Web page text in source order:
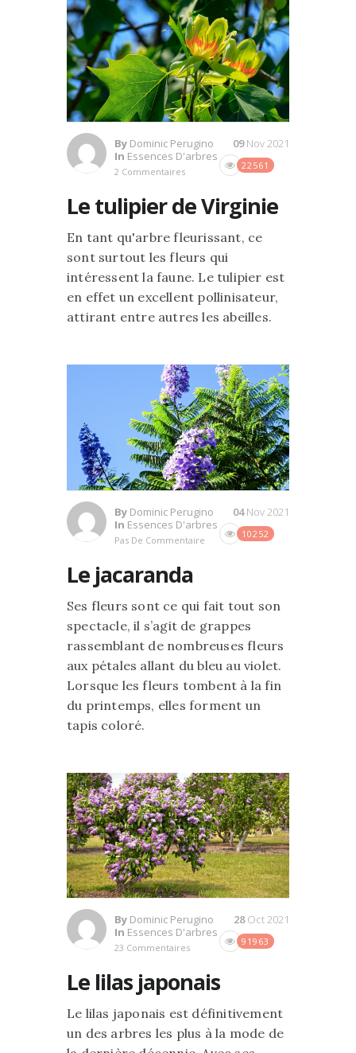
By Dominic Perugino
In Essences D'arbres
2 Commentaires
22561
09Nov 2021
Le tulipier de Virginie
En tant qu'arbre fleurissant, ce
sont surtout les fleurs qui
intéressent la faune. Le tulipier est
en effet un excellent pollinisateur,
attirant entre autres les abeilles.
By Dominic Perugino
In Essences D'arbres
Pas De Commentaire
10252
04Nov 2021
Le jacaranda
Ses fleurs sont ce qui fait tout son
spectacle, il s’agit de grappes
rassemblant de nombreuses fleurs
aux pétales allant du bleu au violet.
Lorsque les fleurs tombent à la fin
du printemps, elles forment un
tapis coloré.
By Dominic Perugino
In Essences D'arbres
23 Commentaires
91963
28Oct 2021
Le lilas japonais
Le lilas japonais est définitivement
un des arbres les plus à la mode de